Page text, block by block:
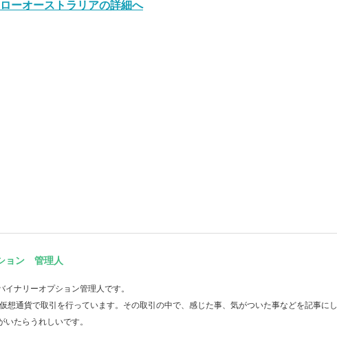
ーオーストラリアの詳細へ
ョン 管理人
ナリーオプション管理人です。
想通貨で取引を行っています。その取引の中で、感じた事、気がついた事などを記事にし
たらうれしいです。